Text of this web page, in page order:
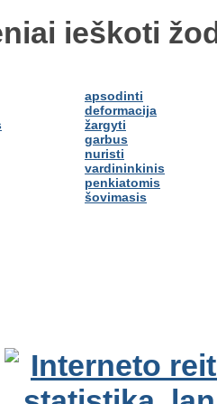
ieškoti
apsodinti
deformacija
žargyti
garbus
nuristi
vardininkinis
penkiatomis
šovimasis